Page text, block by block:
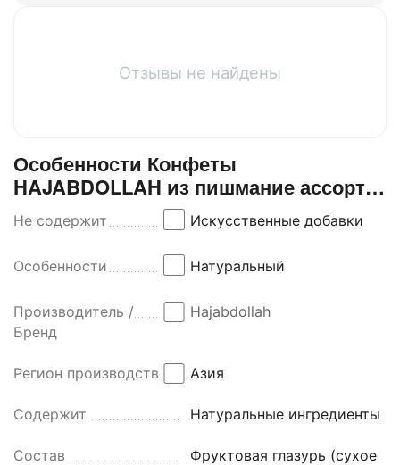
Отзывы не найдены
Особенности Конфеты
HAJABDOLLAH из пишмание ассорти
со вкусом клубники, арбуза и
апельсина во фруктовой глазури 300г
Не содержит Искусственные добавки
Особенности Натуральный
Производитель /
Бренд
Hajabdollah
Регион производства Азия
Содержит Натуральные ингредиенты
Состав
Фруктовая глазурь (сухое